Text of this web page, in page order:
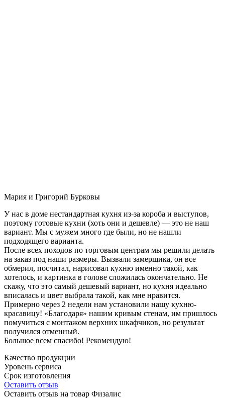
Мария и Григорий Бурковы
У нас в доме нестандартная кухня из-за короба и выступов,
поэтому готовые кухни (хоть они и дешевле) — это не наш
вариант. Мы с мужем много где были, но не нашли
подходящего варианта.
После всех походов по торговым центрам мы решили делать
на заказ под наши размеры. Вызвали замерщика, он все
обмерил, посчитал, нарисовал кухню именно такой, как
хотелось, и картинка в голове сложилась окончательно. Не
скажу, что это самый дешевый вариант, но кухня идеально
вписалась и цвет выбрала такой, как мне нравится.
Примерно через 2 недели нам установили нашу кухню-
красавицу! «Благодаря» нашим кривым стенам, им пришлось
помучиться с монтажом верхних шкафчиков, но результат
получился отменный.
Большое всем спасибо! Рекомендую!
Качество продукции
Уровень сервиса
Срок изготовления
Оставить отзыв
Оставить отзыв на товар Физалис